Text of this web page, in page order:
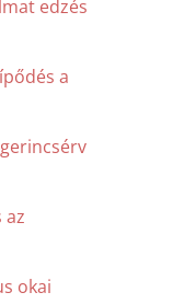
edzés
a
az
okai